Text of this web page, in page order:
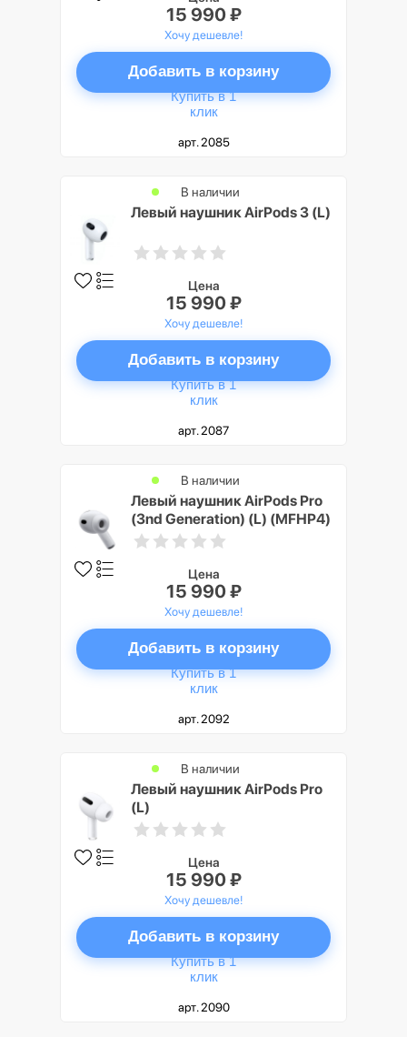
15 990 ₽
Хочу дешевле!
Добавить в корзину
Купить в 1
клик
арт. 2085
Левый наушник AirPods 3 (L)
В наличии
Цена
15 990 ₽
Хочу дешевле!
Добавить в корзину
Купить в 1
клик
арт. 2087
Левый наушник AirPods Pro
(3nd Generation) (L) (MFHP4)
В наличии
Цена
15 990 ₽
Хочу дешевле!
Добавить в корзину
Купить в 1
клик
арт. 2092
Левый наушник AirPods Pro
(L)
В наличии
Цена
15 990 ₽
Хочу дешевле!
Добавить в корзину
Купить в 1
клик
арт. 2090